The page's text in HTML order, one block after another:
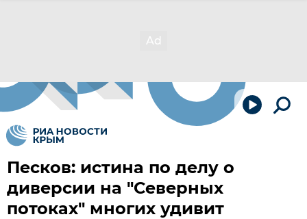
Песков: истина по делу о
диверсии на "Северных
потоках" многих удивит